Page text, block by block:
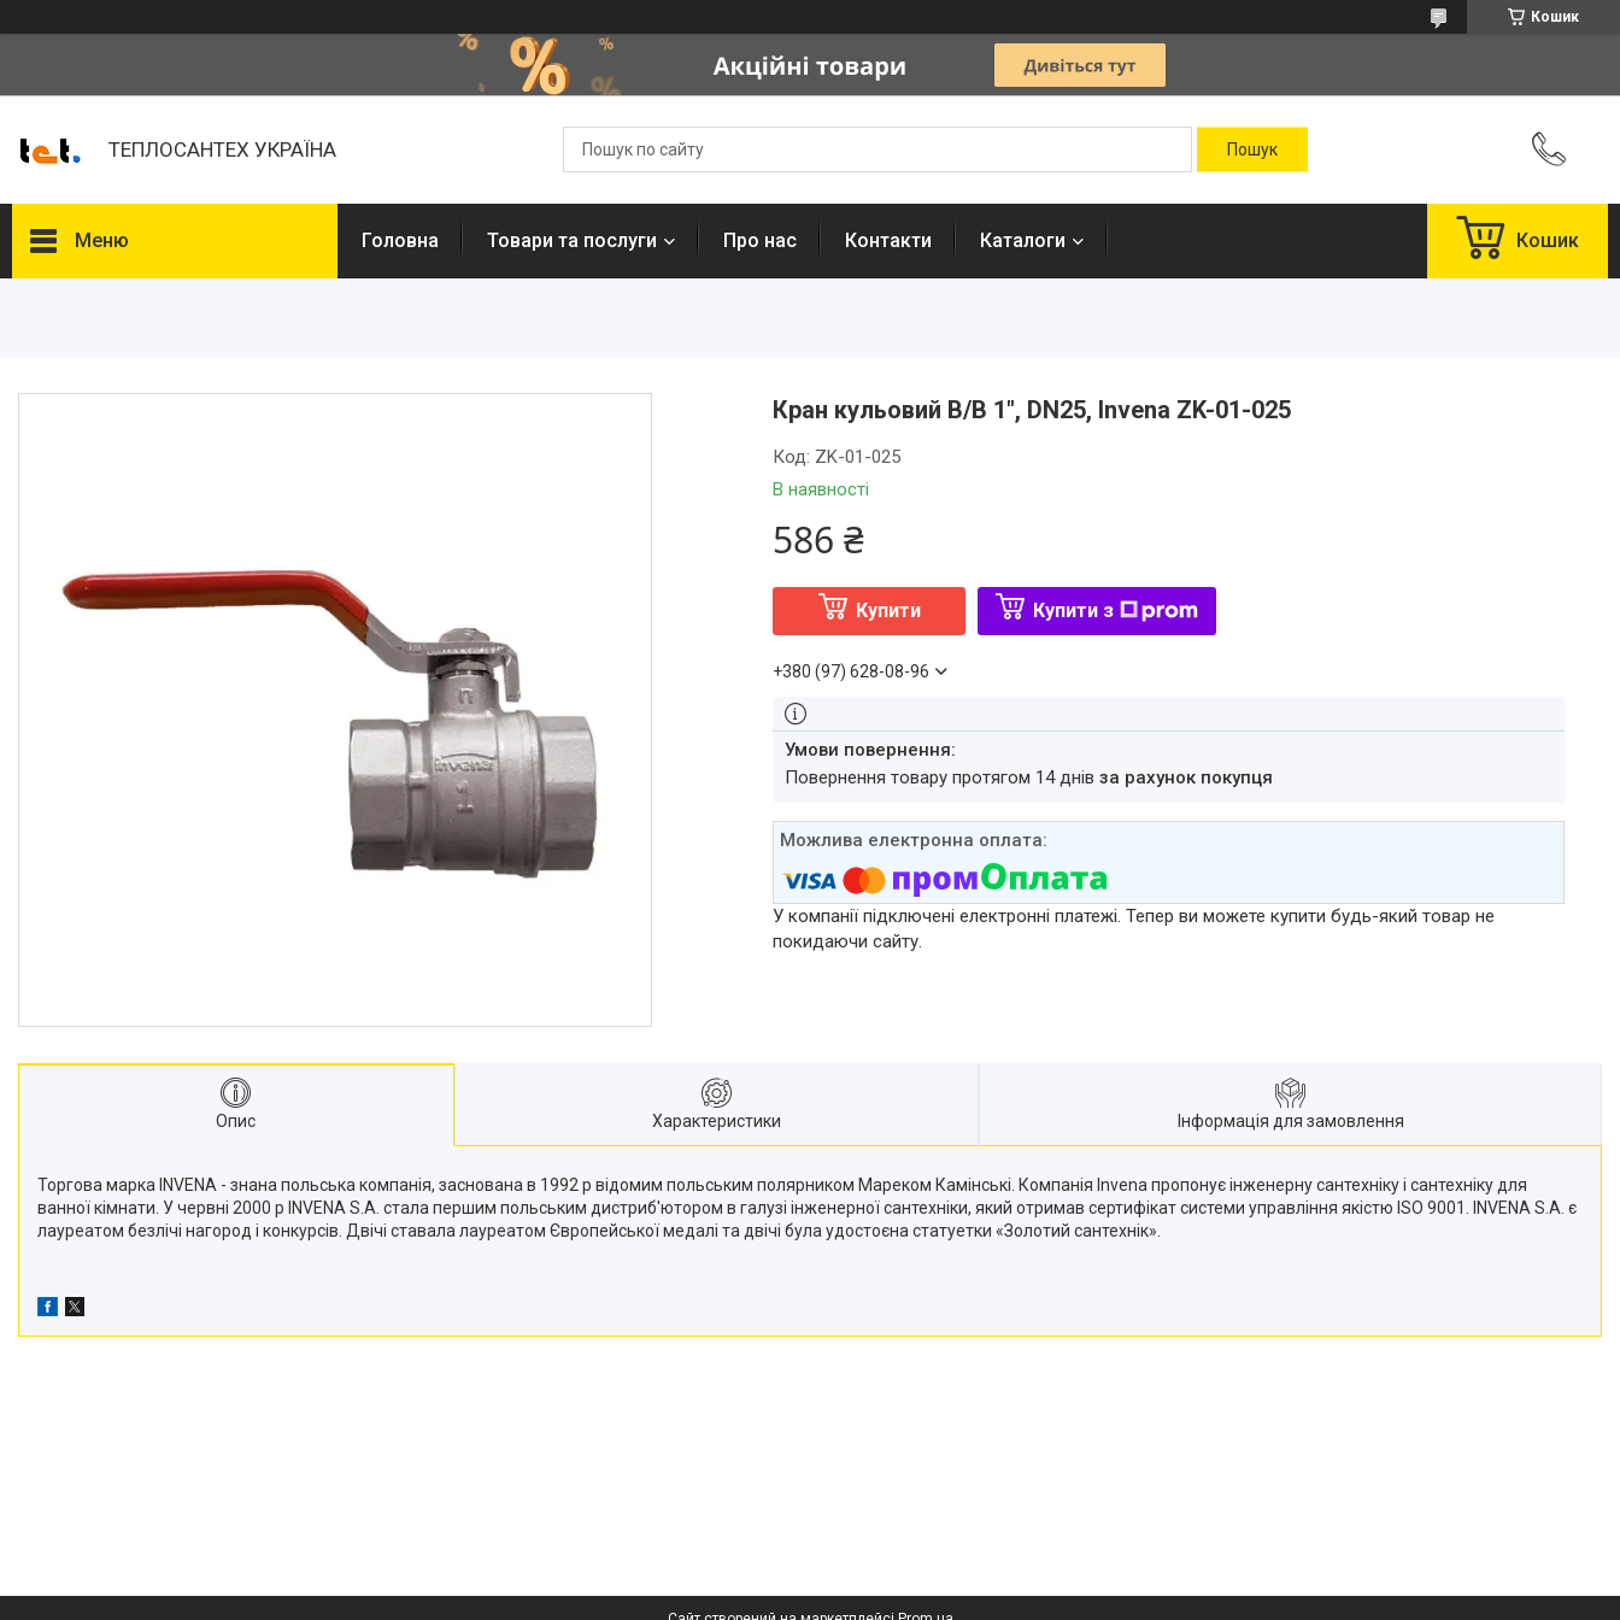
Кошик
ТЕПЛОСАНТЕХ УКРАЇНА
Меню Головна Товари та послуги Про нас Контакти Каталоги Кошик
Кран кульовий В/В 1", DN25, Invena ZK-01-025
В наявності
Код: ZK-01-025
586 ₴
Купити Купити з
+380 (97) 628-08-96
повернення товару протягом 14 днівза рахунок покупця
У компанії підключені електронні платежі. Тепер ви можете купити будь-який товар не
покидаючи сайту.
Опис Характеристики Інформація для замовлення
Торгова марка INVENA - знана польська компанія, заснована в 1992 р відомим польським полярником Мареком Камінські. Компанія Invena пропонує інженерну сантехніку і сантехніку для
ванної кімнати. У червні 2000 р INVENA S.A. стала першим польським дистриб'ютором в галузі інженерної сантехніки, який отримав сертифікат системи управління якістю ISO 9001. INVENA S.A. є
лауреатом безлічі нагород і конкурсів. Двічі ставала лауреатом Європейської медалі та двічі була удостоєна статуетки «Золотий сантехнік».